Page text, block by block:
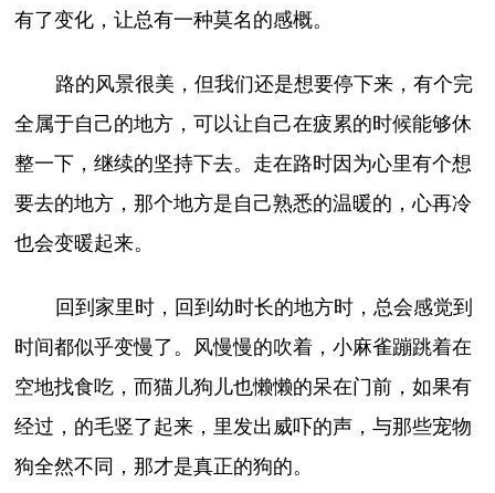
有了变化，让总有一种莫名的感概。
路的风景很美，但我们还是想要停下来，有个完
全属于自己的地方，可以让自己在疲累的时候能够休
整一下，继续的坚持下去。走在路时因为心里有个想
要去的地方，那个地方是自己熟悉的温暖的，心再冷
也会变暖起来。
回到家里时，回到幼时长的地方时，总会感觉到
时间都似乎变慢了。风慢慢的吹着，小麻雀蹦跳着在
空地找食吃，而猫儿狗儿也懒懒的呆在门前，如果有
经过，的毛竖了起来，里发出威吓的声，与那些宠物
狗全然不同，那才是真正的狗的。